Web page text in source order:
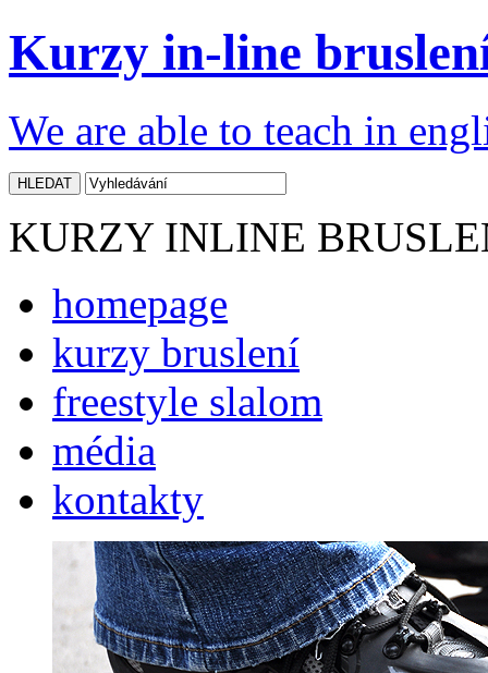
Kurzy in-line
We are able to teach in
KURZY INLINE
homepage
kurzy bruslení
freestyle slalom
média
kontakty